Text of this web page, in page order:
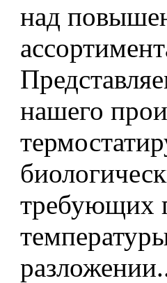
над
нашего
требующих